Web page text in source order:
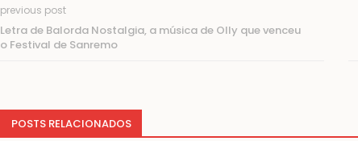
previous post
Letra de Balorda Nostalgia, a música de Olly que venceu
o Festival de Sanremo
POSTS RELACIONADOS